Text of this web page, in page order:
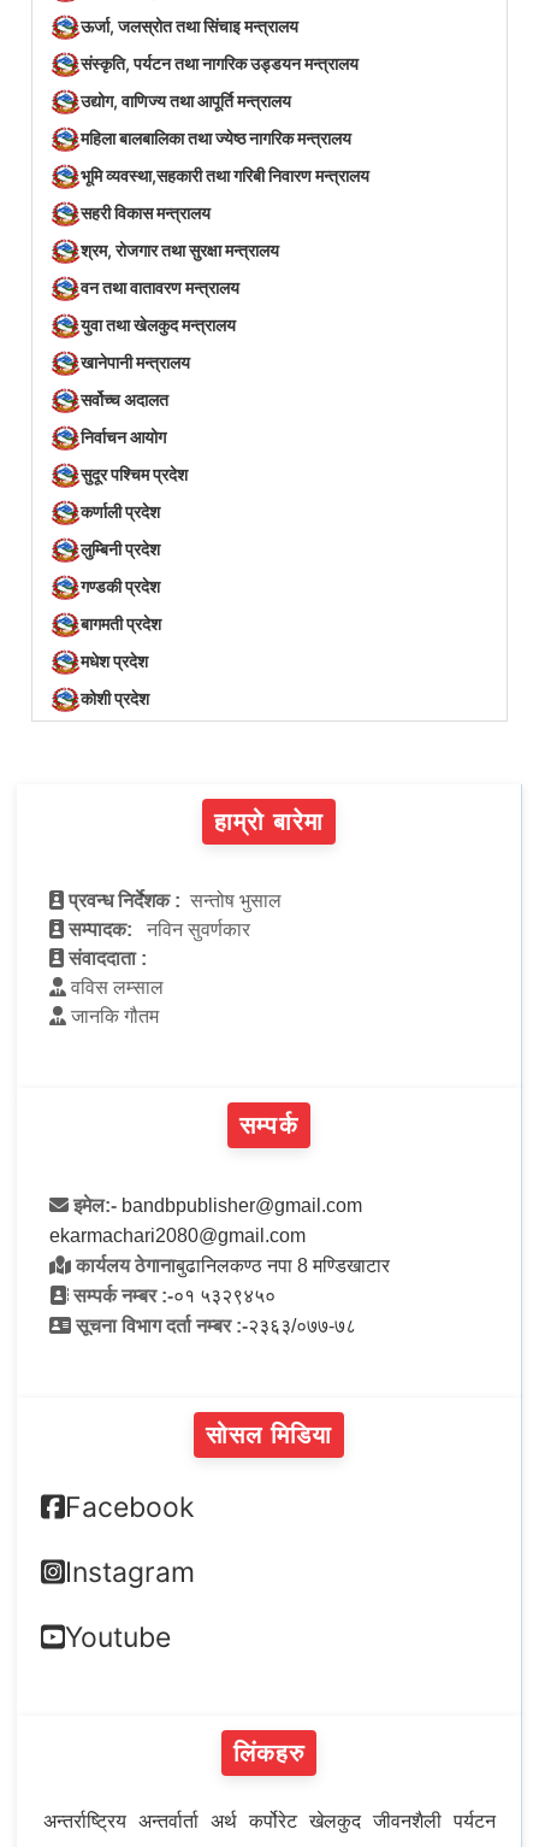
ऊर्जा, जलस्रोत तथा सिंचाइ मन्त्रालय
संस्कृति, पर्यटन तथा नागरिक उड्डयन मन्त्रालय
उद्योग, वाणिज्य तथा आपूर्ति मन्त्रालय
महिला बालबालिका तथा ज्येष्ठ नागरिक मन्त्रालय
भूमि व्यवस्था,सहकारी तथा गरिबी निवारण मन्त्रालय
सहरी विकास मन्त्रालय
श्रम, रोजगार तथा सुरक्षा मन्त्रालय
वन तथा वातावरण मन्त्रालय
युवा तथा खेलकुद मन्त्रालय
खानेपानी मन्त्रालय
सर्वोच्च अदालत
निर्वाचन आयोग
सुदूर पश्चिम प्रदेश
कर्णाली प्रदेश
लुम्बिनी प्रदेश
गण्डकी प्रदेश
बागमती प्रदेश
मधेश प्रदेश
कोशी प्रदेश
हाम्रो बारेमा
प्रवन्ध निर्देशक : सन्तोष भुसाल
सम्पादक:
नविन सुवर्णकार
संवाददाता :
वविस लम्साल
जानकि गौतम
सम्पर्क
इमेल:- bandbpublisher@gmail.com
ekarmachari2080@gmail.com
कार्यलय ठेगानाबुढानिलकण्ठ नपा 8 मण्डिखाटार
सम्पर्क नम्बर :-०१ ५३२९४५०
सूचना विभाग दर्ता नम्बर :-२३६३/०७७-७८
सोसल मिडिया
Facebook
Instagram
Youtube
लिंकहरु
अन्तर्राष्ट्रिय अन्तर्वार्ता अर्थ कर्पोरेट खेलकुद जीवनशैली पर्यटन